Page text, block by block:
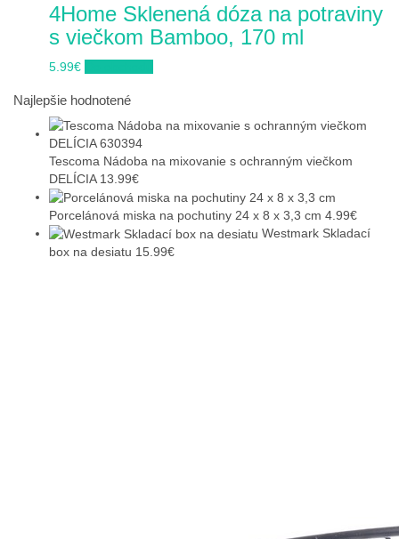
4Home Sklenená dóza na potraviny
s viečkom Bamboo, 170 ml
5.99€
Najlepšie hodnotené
Tescoma Nádoba na mixovanie s ochranným viečkom
DELÍCIA 13.99€
Porcelánová miska na pochutiny 24 x 8 x 3,3 cm 4.99€
Westmark Skladací
box na desiatu 15.99€